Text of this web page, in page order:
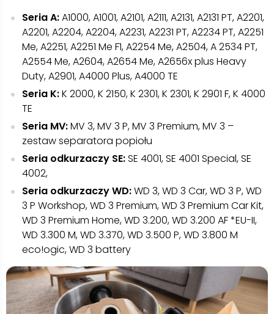
Seria A:A1000, A1001, A2101, A2111, A2131, A2131 PT, A2201,
A2201, A2204, A2204, A2231, A2231 PT, A2234 PT, A2251
Me, A2251, A2251 Me F1, A2254 Me, A2504, A 2534 PT,
A2554 Me, A2604, A2654 Me, A2656x plus Heavy
Duty, A2901, A4000 Plus, A4000 TE
Seria K:K 2000, K 2150, K 2301, K 2301, K 2901 F, K 4000
TE
Seria MV:MV 3, MV 3 P, MV 3 Premium, MV 3 –
zestaw separatora popiołu
Seria odkurzaczy SE:SE 4001, SE 4001 Special, SE
4002,
Seria odkurzaczy WD:WD 3, WD 3 Car, WD 3 P, WD
3 P Workshop, WD 3 Premium, WD 3 Premium Car Kit,
WD 3 Premium Home, WD 3.200, WD 3.200 AF *EU-II,
WD 3.300 M, WD 3.370, WD 3.500 P, WD 3.800 M
eco!ogic, WD 3 battery